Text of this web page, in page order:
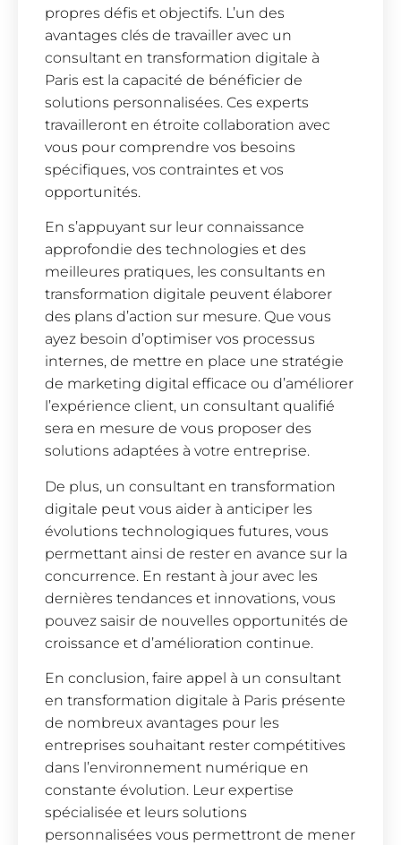
propres défis et objectifs. L’un des
avantages clés de travailler avec un
consultant en transformation digitale à
Paris est la capacité de bénéficier de
solutions personnalisées. Ces experts
travailleront en étroite collaboration avec
vous pour comprendre vos besoins
spécifiques, vos contraintes et vos
opportunités.
En s’appuyant sur leur connaissance
approfondie des technologies et des
meilleures pratiques, les consultants en
transformation digitale peuvent élaborer
des plans d’action sur mesure. Que vous
ayez besoin d’optimiser vos processus
internes, de mettre en place une stratégie
de marketing digital efficace ou d’améliorer
l’expérience client, un consultant qualifié
sera en mesure de vous proposer des
solutions adaptées à votre entreprise.
De plus, un consultant en transformation
digitale peut vous aider à anticiper les
évolutions technologiques futures, vous
permettant ainsi de rester en avance sur la
concurrence. En restant à jour avec les
dernières tendances et innovations, vous
pouvez saisir de nouvelles opportunités de
croissance et d’amélioration continue.
En conclusion, faire appel à un consultant
en transformation digitale à Paris présente
de nombreux avantages pour les
entreprises souhaitant rester compétitives
dans l’environnement numérique en
constante évolution. Leur expertise
spécialisée et leurs solutions
personnalisées vous permettront de mener